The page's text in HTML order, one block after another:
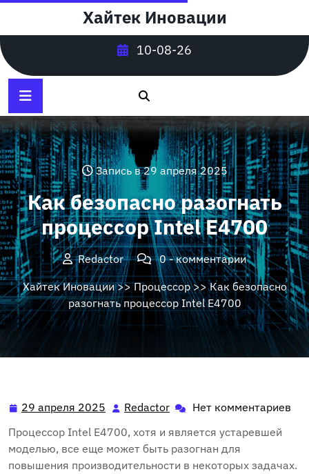
содержимому
Хайтек Иновации
10-08-26
Запись в 29 апреля 2025
Как безопасно разогнать
процессор Intel E4700
Redactor
0 - комментарии
Хайтек Иновации>>Процессор>> Как безопасно
разогнать процессор Intel E4700
29 апреля 2025 29
2025
Redactor Redactor
Нет комментариев
Процессор Intel E4700, хотя и является устаревшей
моделью, все еще может быть разогнан для
повышения производительности в некоторых задачах.